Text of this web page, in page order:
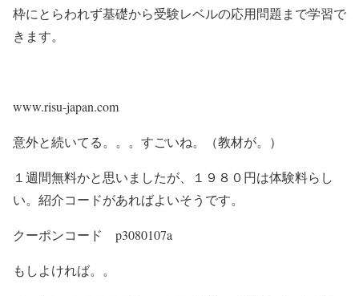
枠にとらわれず基礎から受験レベルの応用問題まで学習で
きます。
www.risu-japan.com
意外と続いてる。。。すごいね。（教材が。）
１週間無料かと思いましたが、１９８０円は体験料らし
い。紹介コードがあればよいそうです。
クーポンコード p3080107a
もしよければ。。